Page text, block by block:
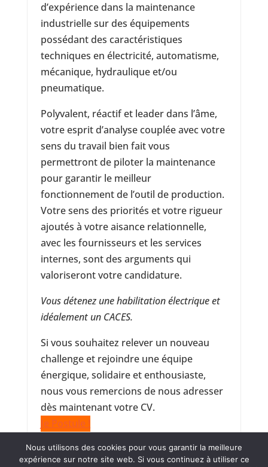
d’expérience dans la maintenance
industrielle sur des équipements
possédant des caractéristiques
techniques en électricité, automatisme,
mécanique, hydraulique et/ou
pneumatique.
Polyvalent, réactif et leader dans l’âme,
votre esprit d’analyse couplée avec votre
sens du travail bien fait vous
permettront de piloter la maintenance
pour garantir le meilleur
fonctionnement de l’outil de production.
Votre sens des priorités et votre rigueur
ajoutés à votre aisance relationnelle,
avec les fournisseurs et les services
internes, sont des arguments qui
valoriseront votre candidature.
Vous détenez une habilitation électrique et
idéalement un CACES.
Si vous souhaitez relever un nouveau
challenge et rejoindre une équipe
énergique, solidaire et enthousiaste,
nous vous remercions de nous adresser
dès maintenant votre CV.
Je Postule !
Nous utilisons des cookies pour vous garantir la meilleure
expérience sur notre site web. Si vous continuez à utiliser ce